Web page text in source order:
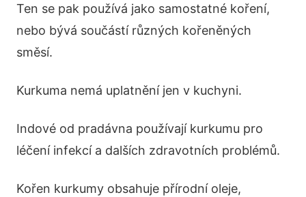
Ten se pak používá jako samostatné koření,
nebo bývá součástí různých kořeněných
směsí.
Kurkuma nemá uplatnění jen v kuchyni.
Indové od pradávna používají kurkumu pro
léčení infekcí a dalších zdravotních problémů.
Kořen kurkumy obsahuje přírodní oleje,